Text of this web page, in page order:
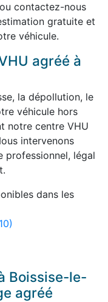
contactez-nous
gratuite et
véhicule.
agréé à
la dépollution, le
véhicule hors
notre centre VHU
intervenons
professionnel, légal
dans les
Boissise-le-
agréé